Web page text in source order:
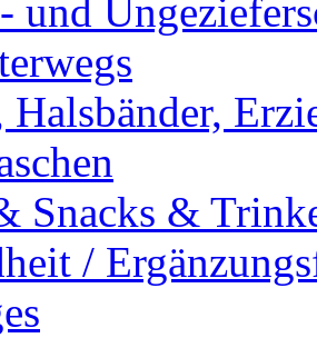
und
Halsbänder,
Snacks &
/